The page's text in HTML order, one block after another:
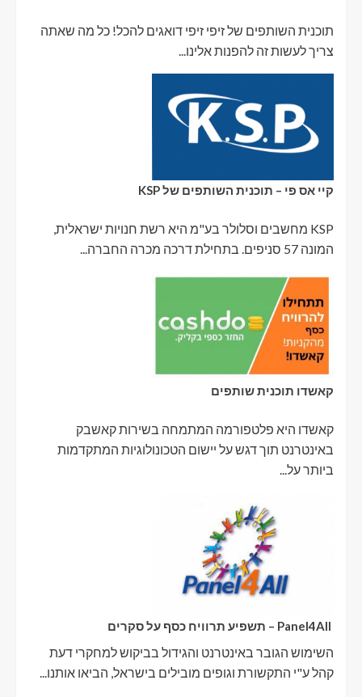
תוכנית השותפים של זיפי זיפי דואגים להכל! כל מה שאתה
צריך לעשות זה להפנות אלינו...
קיי אס פי – תוכנית השותפים של KSP
KSP מחשבים וסלולר בע"מ היא רשת חנויות ישראלית,
המונה 57 סניפים. בתחילת דרכה מכרה החברה...
קאשדו תוכנית שותפים
קאשדו היא פלטפורמה המתמחה בשירות קאשבק
באינטרנט תוך דגש על יישום הטכונולוגיות המתקדמות
ביותר על...
השימוש הגובר באינטרנט והגידול בביקוש למחקרי דעת
קהל ע"י התקשורת וגופים מובילים בישראל, הביאו אותנו...